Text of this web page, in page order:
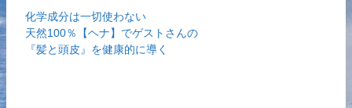
化学成分は一切使わない
天然100％【ヘナ】でゲストさんの
『髪と頭皮』を健康的に導く